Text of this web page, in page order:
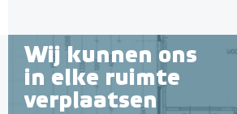
Wij kunnen ons
in elke ruimte
verplaatsen